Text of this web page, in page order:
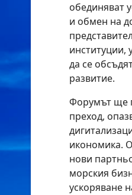
обединяват
и обмен на
институции,
да се
развитие.
Форумът ще
преход,
икономика.
нови
морския
ускоряване